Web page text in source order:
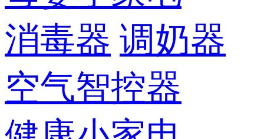
消毒器 调奶器
空气智控器